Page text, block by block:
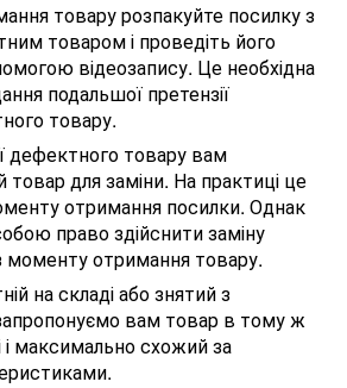
товару розпакуйте посилку з
товаром і проведіть його
відеозапису. Це необхідна
подальшої претензії
товару.
дефектного товару вам
товар для заміни. На практиці це
отримання посилки. Однак
право здійснити заміну
моменту отримання товару.
на складі або знятий з
вам товар в тому ж
і максимально схожий за